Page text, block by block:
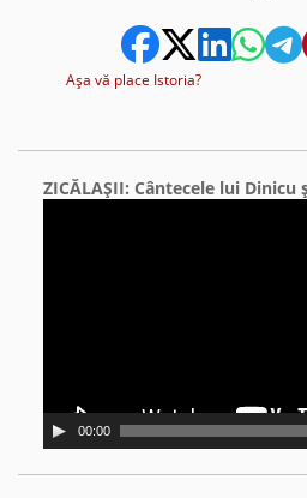
Aşa vă place Istoria?
ZICĂLAŞII: Cântecele lui Dinicu
00:00